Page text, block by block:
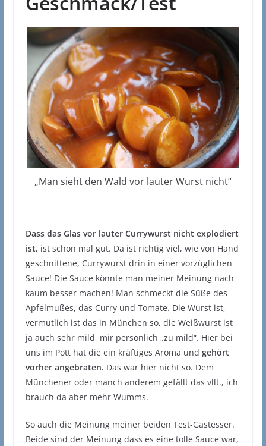
„Man sieht den Wald vor lauter Wurst nicht“
Dass das Glas vor lauter Currywurst nicht explodiert
ist, ist schon mal gut. Da ist richtig viel, wie von Hand
geschnittene, Currywurst drin in einer vorzüglichen
Sauce! Die Sauce könnte man meiner Meinung nach
kaum besser machen! Man schmeckt die Süße des
Apfelmußes, das Curry und Tomate. Die Wurst ist,
vermutlich ist das in München so, die Weißwurst ist
ja auch sehr mild, mir persönlich „zu mild“. Hier bei
uns im Pott hat die ein kräftiges Aroma und gehört
vorher angebraten. Das war hier nicht so. Dem
Münchener oder manch anderem gefällt das vllt., ich
brauch da aber mehr Wumms.
So auch die Meinung meiner beiden Test-Gastesser.
Beide sind der Meinung dass es eine tolle Sauce war,